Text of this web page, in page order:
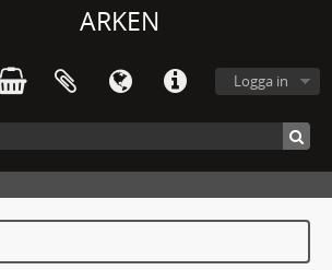
ARKEN
Logga in